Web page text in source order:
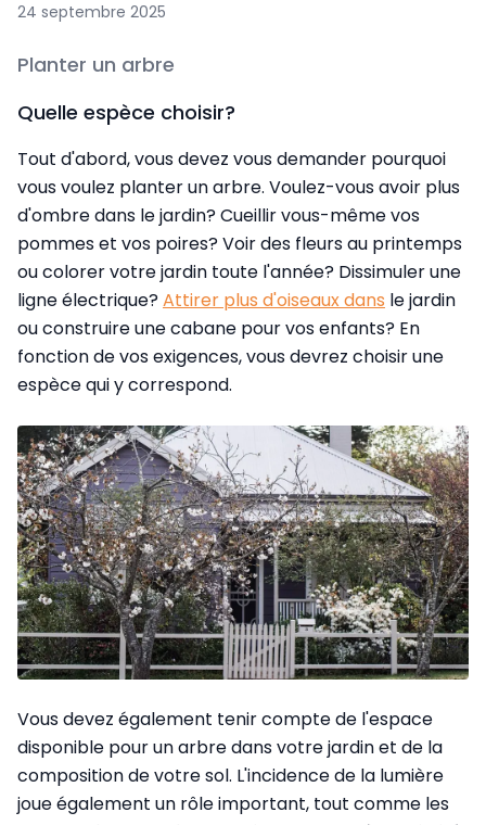
24 septembre 2025
Planter un arbre
Quelle espèce choisir?
Tout d'abord, vous devez vous demander pourquoi
vous voulez planter un arbre. Voulez-vous avoir plus
d'ombre dans le jardin? Cueillir vous-même vos
pommes et vos poires? Voir des fleurs au printemps
ou colorer votre jardin toute l'année? Dissimuler une
ligne électrique?Attirer plus d'oiseaux dans le jardin
ou construire une cabane pour vos enfants? En
fonction de vos exigences, vous devrez choisir une
espèce qui y correspond.
Vous devez également tenir compte de l'espace
disponible pour un arbre dans votre jardin et de la
composition de votre sol. L'incidence de la lumière
joue également un rôle important, tout comme les